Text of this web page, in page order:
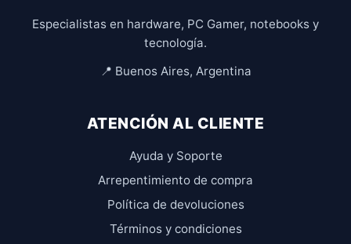
Especialistas en hardware, PC Gamer, notebooks y
tecnología.
📍 Buenos Aires, Argentina
ATENCIÓN AL CLIENTE
Ayuda y Soporte
Arrepentimiento de compra
Política de devoluciones
Términos y condiciones